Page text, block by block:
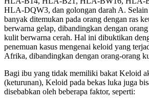
HLA-DQW3, dan golongan darah A.
banyak ditemukan pada orang dengan ras
berwarna gelap, dibandingkan dengan
kulit berwarna cerah. Hal ini dibuktikan
penemuan kasus mengenai keloid yang
Afrika, dibandingkan dengan orang-orang
Bagi ibu yang tidak memiliki bakat Keloid
(keturunan), Keloid pada bekas luka juga
disebabkan oleh beberapa faktor, seperti: